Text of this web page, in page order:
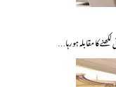
کا مقابلہ ہو رہا…